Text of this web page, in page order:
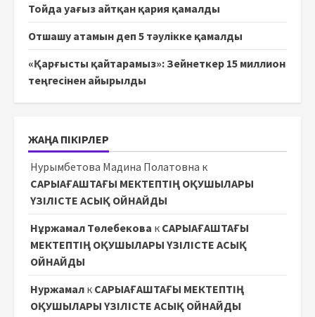
Тойда уағыз айтқан қария қамалды
Отшашу атамын деп 5 тәулікке қамалды
«Қарғысты қайтарамыз»: Зейнеткер 15 миллион
теңгесінен айырылды
ЖАҢА ПІКІРЛЕР
Нурымбетова Мадина Полатовна к
САРЫАҒАШТАҒЫ МЕКТЕПТІҢ ОҚУШЫЛАРЫ
ҮЗІЛІСТЕ АСЫҚ ОЙНАЙДЫ
Нұржамал Төлебекова к САРЫАҒАШТАҒЫ
МЕКТЕПТІҢ ОҚУШЫЛАРЫ ҮЗІЛІСТЕ АСЫҚ
ОЙНАЙДЫ
Нуржамал к САРЫАҒАШТАҒЫ МЕКТЕПТІҢ
ОҚУШЫЛАРЫ ҮЗІЛІСТЕ АСЫҚ ОЙНАЙДЫ